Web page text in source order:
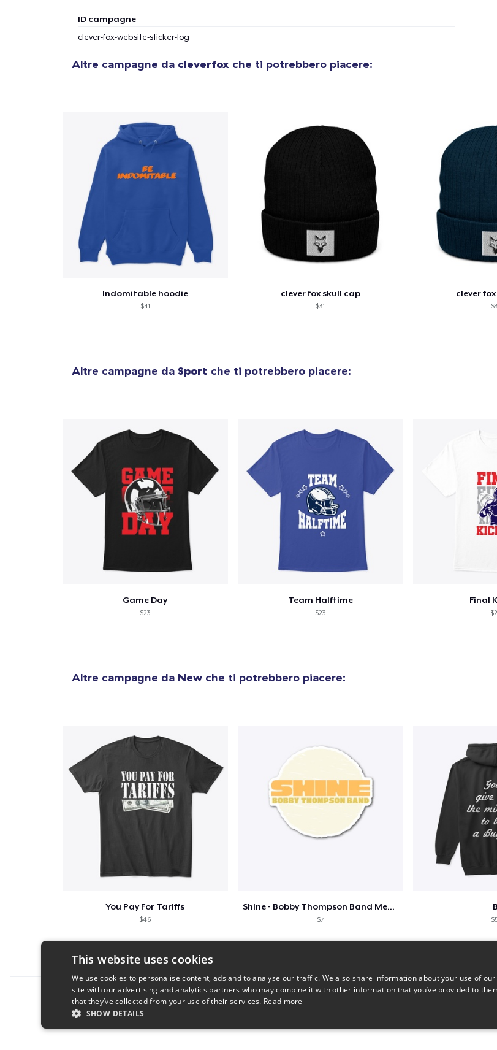
ID campagne
clever-fox-website-sticker-log
Altre campagne da cleverfox che ti potrebbero piacere:
Indomitable hoodie
$41
clever fox skull cap
$31
clever
Altre campagne da Sport che ti potrebbero piacere:
Game Day
$23
Team Halftime
$23
Final
Altre campagne da Newche ti potrebbero piacere:
You Pay For Tariffs
$46
Shine - Bobby Thompson Band Merch
$7
B
Report this product
articolo aggiunto al
Procedi alla Pagina di
Pagamento
This website uses cookies
We use cookies to personalise content, ads and to analyse our traffic. We also share information about your use of our
site with our advertising and analytics partners who may combine it with other information that you’ve provided to
that they’ve collected from your use of their services. Read more
SHOW DETAILS